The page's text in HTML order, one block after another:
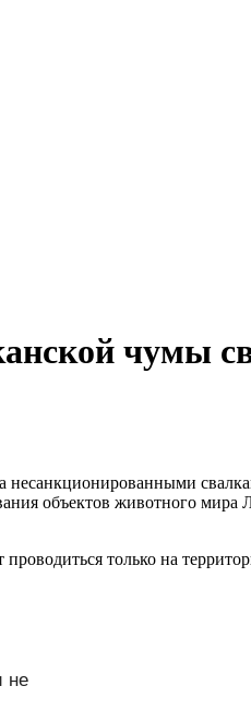
чумы
несанкционированными
объектов животного мира
только на
не